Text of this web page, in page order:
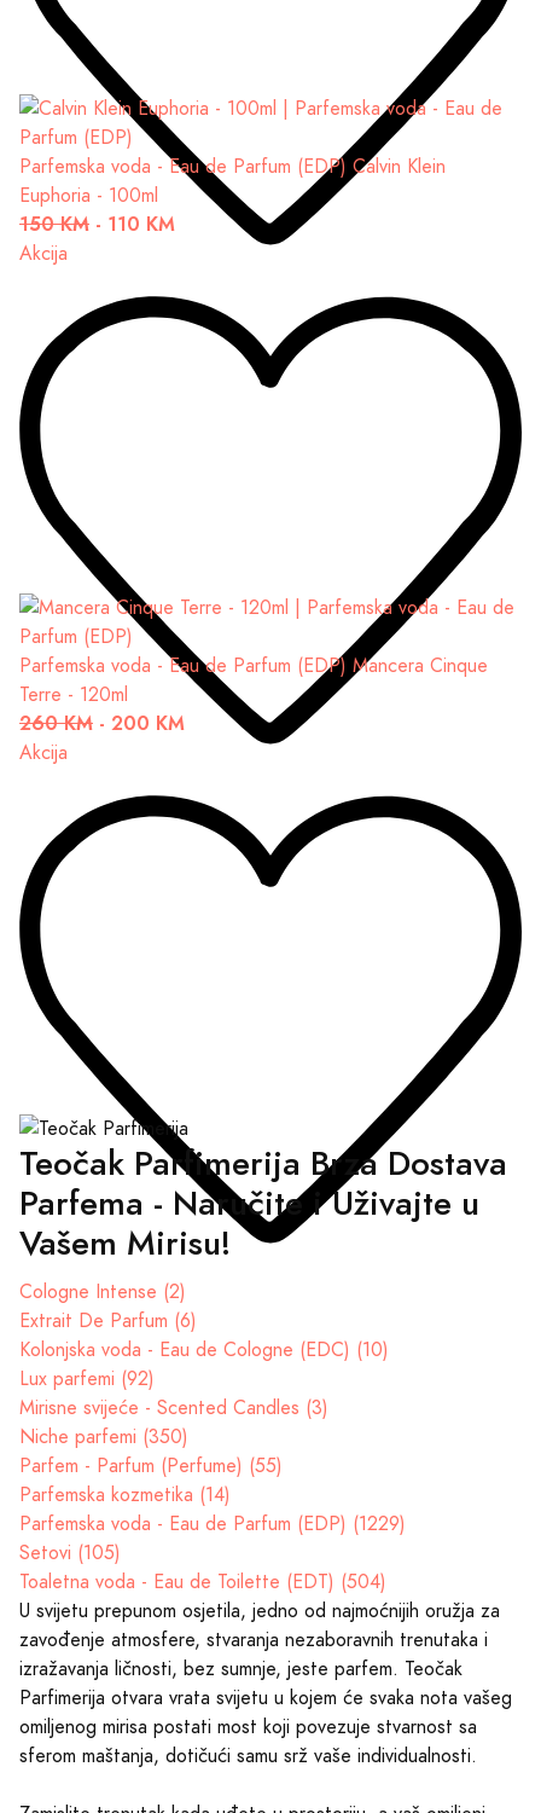
Parfemska voda - Eau de Parfum (EDP) Calvin Klein
Euphoria - 100ml
150 KM - 110 KM
Akcija
Parfemska voda - Eau de Parfum (EDP) Mancera Cinque
Terre - 120ml
260 KM - 200 KM
Akcija
Teočak Parfimerija Brza Dostava
Parfema - Naručite i Uživajte u
Vašem Mirisu!
Cologne Intense (2)
Extrait De Parfum (6)
Kolonjska voda - Eau de Cologne (EDC) (10)
Lux parfemi (92)
Mirisne svijeće - Scented Candles (3)
Niche parfemi (350)
Parfem - Parfum (Perfume) (55)
Parfemska kozmetika (14)
Parfemska voda - Eau de Parfum (EDP) (1229)
Setovi (105)
Toaletna voda - Eau de Toilette (EDT) (504)
U svijetu prepunom osjetila, jedno od najmoćnijih oružja za
zavođenje atmosfere, stvaranja nezaboravnih trenutaka i
izražavanja ličnosti, bez sumnje, jeste parfem. Teočak
Parfimerija otvara vrata svijetu u kojem će svaka nota vašeg
omiljenog mirisa postati most koji povezuje stvarnost sa
sferom maštanja, dotičući samu srž vaše individualnosti.